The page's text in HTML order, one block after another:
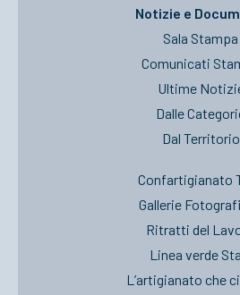
Notizie e
Sala Stampa
Comunicati
Ultime
Dalle
Dal Territorio
Confartigianato
Gallerie
Ritratti del
Linea verde
L’artigianato che